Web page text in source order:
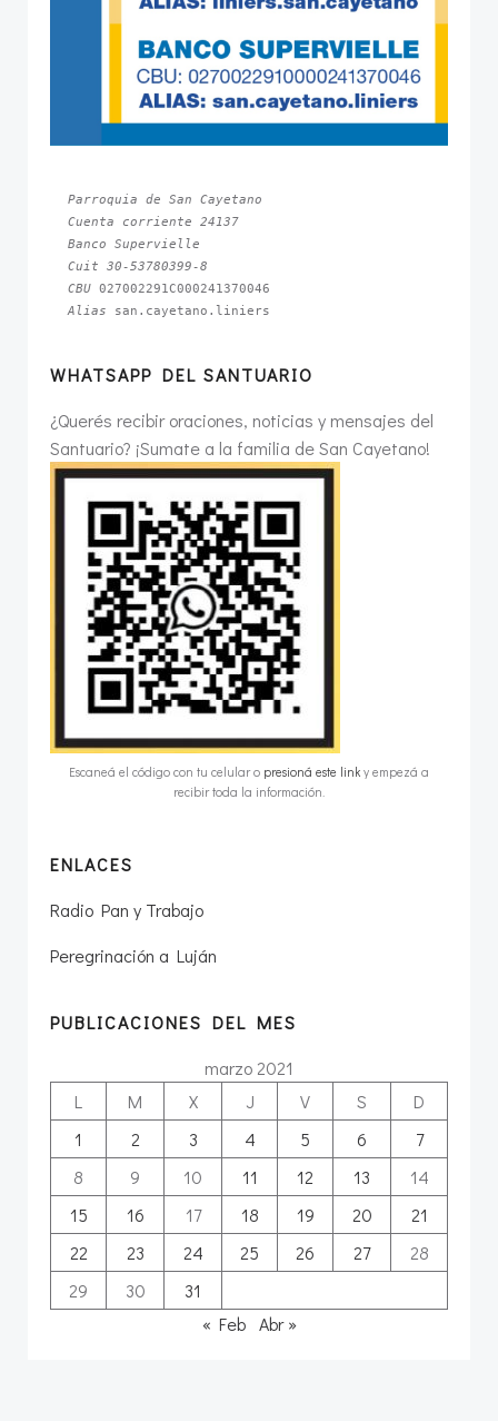
Parroquia de San Cayetano
Cuenta corriente 24137
Banco Supervielle
Cuit 30-53780399-8
CBU
Alias san.cayetano.liniers
WHATSAPP DEL SANTUARIO
¿Querés recibir oraciones, noticias y mensajes del
Santuario? ¡Sumate a la familia de San Cayetano!
Escaneá el código con tu celular o presioná este link y empezá a
recibir toda la información.
ENLACES
Radio Pan y Trabajo
Peregrinación a Luján
PUBLICACIONES DEL MES
marzo 2021
L
M X J V S
D
1
2 3 4 5 6
7
8
9 10 11 12 13
14
15
16 17 18 19 20
21
22
23 24 25 26 27
28
29
30
31
« Feb Abr »